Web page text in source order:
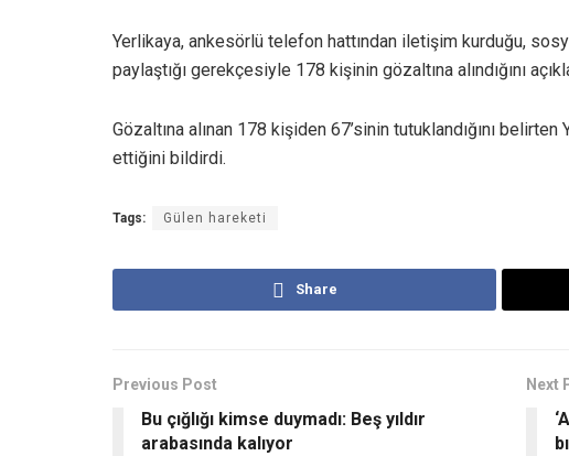
Yerlikaya, ankesörlü telefon hattından iletişim kurduğu,
paylaştığı gerekçesiyle 178 kişinin gözaltına alındığını
Gözaltına alınan 178 kişiden 67’sinin tutuklandığını
ettiğini bildirdi.
Tags: Gülen hareketi
Share
Previous Post
Bu çığlığı kimse duymadı: Beş yıldır
arabasında kalıyor
Next